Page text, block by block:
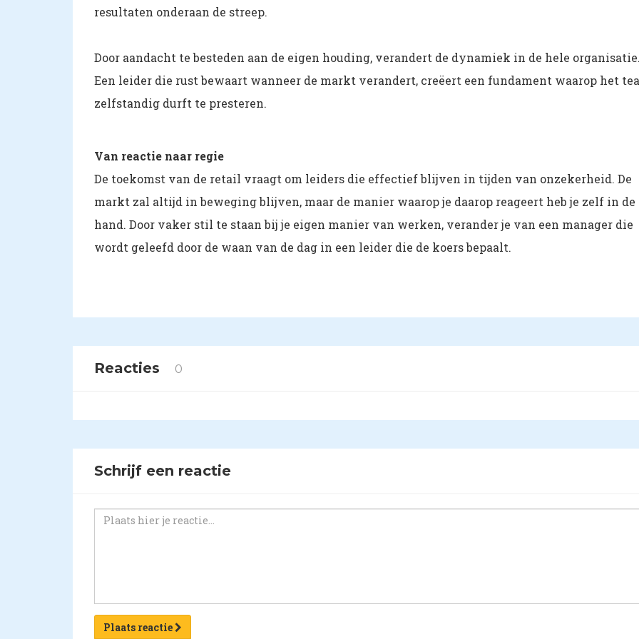
resultaten onderaan de streep.
Door aandacht te besteden aan de eigen houding, verandert de dynamiek in de hele organisatie.
Een leider die rust bewaart wanneer de markt verandert, creëert een fundament waarop het
zelfstandig durft te presteren.
Van reactie naar regie
De toekomst van de retail vraagt om leiders die effectief blijven in tijden van onzekerheid. De
markt zal altijd in beweging blijven, maar de manier waarop je daarop reageert heb je zelf in de
hand. Door vaker stil te staan bij je eigen manier van werken, verander je van een manager die
wordt geleefd door de waan van de dag in een leider die de koers bepaalt.
Reacties 0
Schrijf een reactie
Plaats reactie